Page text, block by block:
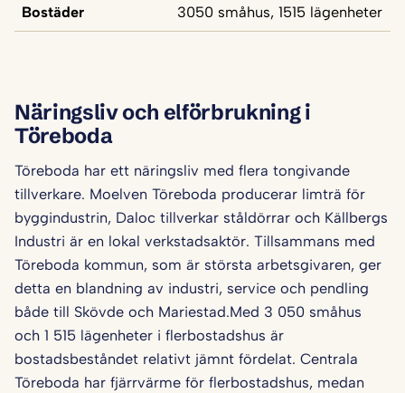
Bostäder 3050 småhus, 1515 lägenheter
Näringsliv och elförbrukning i
Töreboda
Töreboda har ett näringsliv med flera tongivande
tillverkare. Moelven Töreboda producerar limträ för
byggindustrin, Daloc tillverkar ståldörrar och Källbergs
Industri är en lokal verkstadsaktör. Tillsammans med
Töreboda kommun, som är största arbetsgivaren, ger
detta en blandning av industri, service och pendling
både till Skövde och Mariestad.Med 3 050 småhus
och 1 515 lägenheter i flerbostadshus är
bostadsbeståndet relativt jämnt fördelat. Centrala
Töreboda har fjärrvärme för flerbostadshus, medan